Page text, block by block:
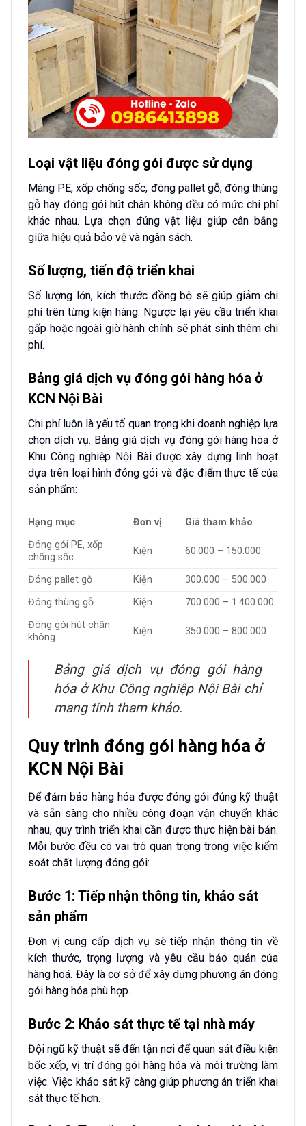
Loại vật liệu đóng gói được sử dụng
Màng PE, xốp chống sốc, đóng pallet gỗ, đóng thùng
gỗ hay đóng gói hút chân không đều có mức chi phí
khác nhau. Lựa chọn đúng vật liệu giúp cân bằng
giữa hiệu quả bảo vệ và ngân sách.
Số lượng, tiến độ triển khai
Số lượng lớn, kích thước đồng bộ sẽ giúp giảm chi
phí trên từng kiện hàng. Ngược lại yêu cầu triển khai
gấp hoặc ngoài giờ hành chính sẽ phát sinh thêm chi
phí.
Bảng giá dịch vụ đóng gói hàng hóa ở
KCN Nội Bài
Chi phí luôn là yếu tố quan trọng khi doanh nghiệp lựa
chọn dịch vụ. Bảng giá dịch vụ đóng gói hàng hóa ở
Khu Công nghiệp Nội Bài được xây dựng linh hoạt
dựa trên loại hình đóng gói và đặc điểm thực tế của
sản phẩm:
Hạng mục Đơn vị
Giá tham khảo
Đóng gói PE, xốp
chống sốc
Kiện 60.000 – 150.000
Đóng pallet gỗ Kiện
300.000 – 500.000
Đóng thùng gỗ
Kiện
700.000 – 1.400.000
Đóng gói hút chân
không
Kiện 350.000 – 800.000
Bảng giá dịch vụ đóng gói hàng
hóa ở Khu Công nghiệp Nội Bài chỉ
mang tính tham khảo.
Quy trình đóng gói hàng hóa ở
KCN Nội Bài
Để đảm bảo hàng hóa được đóng gói đúng kỹ thuật
và sẵn sàng cho nhiều công đoạn vận chuyển khác
nhau, quy trình triển khai cần được thực hiện bài bản.
Mỗi bước đều có vai trò quan trọng trong việc kiểm
soát chất lượng đóng gói:
Bước 1: Tiếp nhận thông tin, khảo sát
sản phẩm
Đơn vị cung cấp dịch vụ sẽ tiếp nhận thông tin về
kích thước, trọng lượng và yêu cầu bảo quản của
hàng hoá. Đây là cơ sở để xây dựng phương án đóng
gói hàng hóa phù hợp.
Bước 2: Khảo sát thực tế tại nhà máy
Đội ngũ kỹ thuật sẽ đến tận nơi để quan sát điều kiện
bốc xếp, vị trí đóng gói hàng hóa và môi trường làm
việc. Việc khảo sát kỹ càng giúp phương án triển khai
sát thực tế hơn.